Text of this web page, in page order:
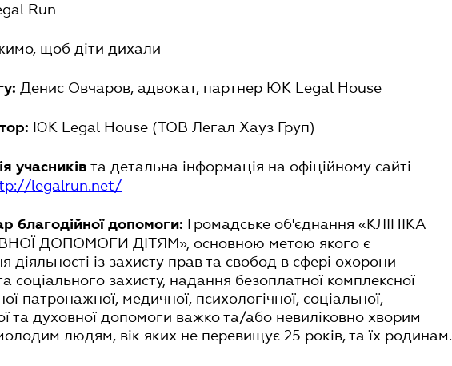
Run
щоб діти дихали
Денис Овчаров, адвокат, партнер ЮК Legal House
ЮК Legal House (ТОВ Легал Хауз Груп)
учасників та детальна інформація на офіційному сайті
legalrun.net/
благодійної допомоги: Громадське об'єднання «КЛІНІКА
ДОПОМОГИ ДІТЯМ», основною метою якого є
діяльності із захисту прав та свобод в сфері охорони
соціального захисту, надання безоплатної комплексної
патронажної, медичної, психологічної, соціальної,
та духовної допомоги важко та/або невиліковно хворим
людям, вік яких не перевищує 25 років, та їх родинам.